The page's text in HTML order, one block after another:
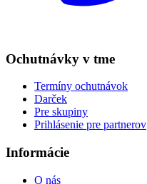
Ochutnávky v tme
Termíny ochutnávok
Darček
Pre skupiny
Prihlásenie pre partnerov
Informácie
O nás